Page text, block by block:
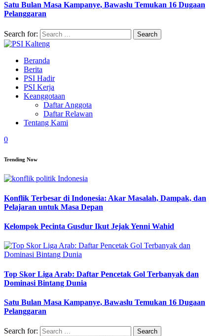
Satu Bulan Masa Kampanye, Bawaslu Temukan 16 Dugaan
Pelanggaran
Search for:
Beranda
Berita
PSI Hadir
PSI Kerja
Keanggotaan
Daftar Anggota
Daftar Relawan
Tentang Kami
0
Trending Now
Konflik Terbesar di Indonesia: Akar Masalah, Dampak, dan
Pelajaran untuk Masa Depan
Kelompok Pecinta Gusdur Ikut Jejak Yenni Wahid
Top Skor Liga Arab: Daftar Pencetak Gol Terbanyak dan
Dominasi Bintang Dunia
Satu Bulan Masa Kampanye, Bawaslu Temukan 16 Dugaan
Pelanggaran
Search for: